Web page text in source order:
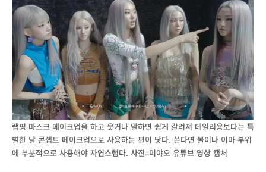
랩핑 마스크 메이크업을 하고 웃거나 말하면 쉽게 갈려져 데일리용보다는 특
별한 날 콘셉트 메이크업으로 사용하는 편이 낫다. 쓴다면 볼이나 이마 부위
에 부분적으로 사용해야 자연스럽다. 사진=미야오 유튜브 영상 캡처